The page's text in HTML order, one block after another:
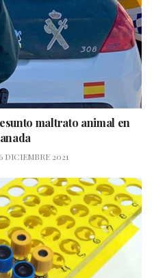
maltrato animal en
DICIEMBRE 2021